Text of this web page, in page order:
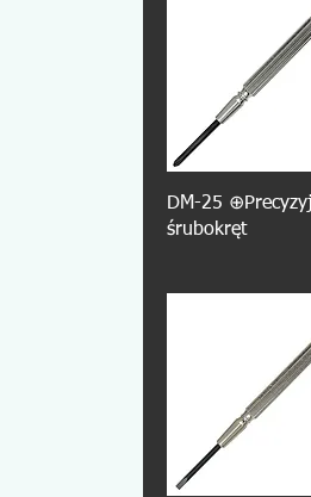
DM-25
śrubokręt